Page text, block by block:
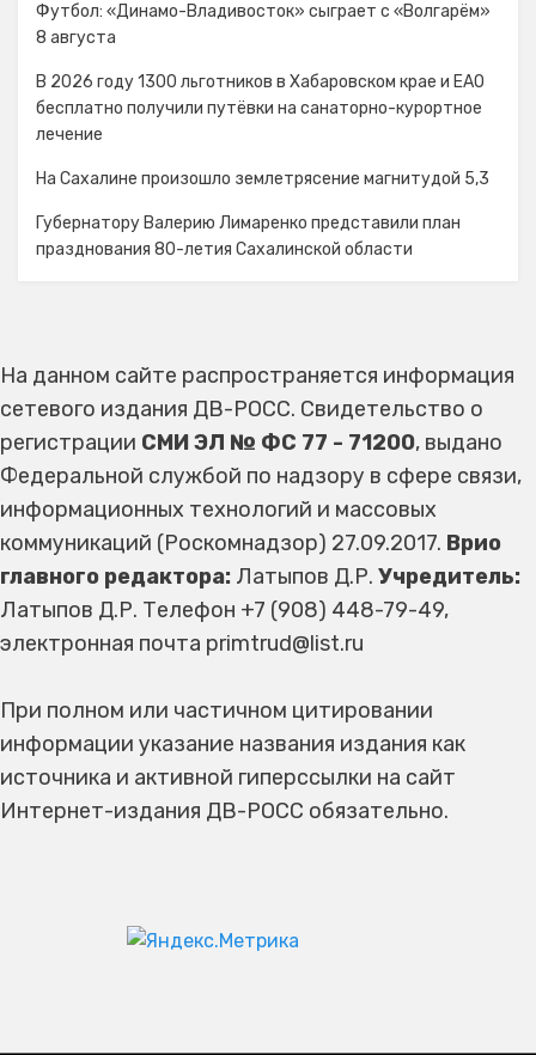
Футбол: «Динамо-Владивосток» сыграет с «Волгарём»
8 августа
В 2026 году 1300 льготников в Хабаровском крае и ЕАО
бесплатно получили путёвки на санаторно-курортное
лечение
На Сахалине произошло землетрясение магнитудой 5,3
Губернатору Валерию Лимаренко представили план
празднования 80-летия Сахалинской области
На данном сайте распространяется информация
сетевого издания ДВ-РОСС. Свидетельство о
регистрации СМИ ЭЛ № ФС 77 - 71200, выдано
Федеральной службой по надзору в сфере связи,
информационных технологий и массовых
коммуникаций (Роскомнадзор) 27.09.2017. Врио
главного редактора: Латыпов Д.Р. Учредитель:
Латыпов Д.Р. Телефон +7 (908) 448-79-49,
электронная почта primtrud@list.ru
При полном или частичном цитировании
информации указание названия издания как
источника и активной гиперссылки на сайт
Интернет-издания ДВ-РОСС обязательно.